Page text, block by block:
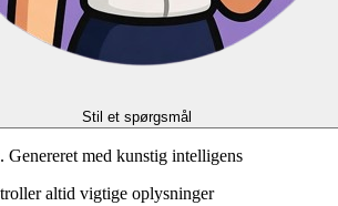
Stil et spørgsmål
med kunstig intelligens
altid vigtige oplysninger